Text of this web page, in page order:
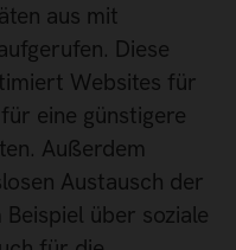
aus mit
Diese
Websites für
eine günstigere
Außerdem
Austausch der
Beispiel über soziale